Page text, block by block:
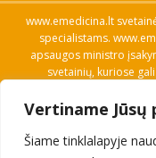
Vertiname Jūsų
Šiame tinklalapyje
www.emedicina.lt
specialistams.
apsaugos ministro
svetainių, kuriose
savo profesinę
pagalbos priemonių
priežiūros ar